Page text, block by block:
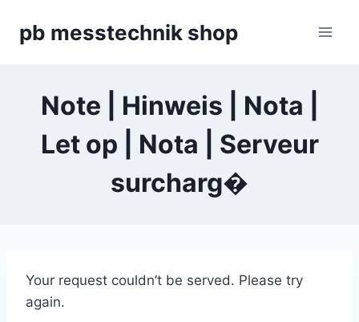
Inhaltpb messtechnik shop
Note | Hinweis | Nota |
Let op | Nota | Serveur
surcharg�
Your request couldn’t be served. Please try
again.